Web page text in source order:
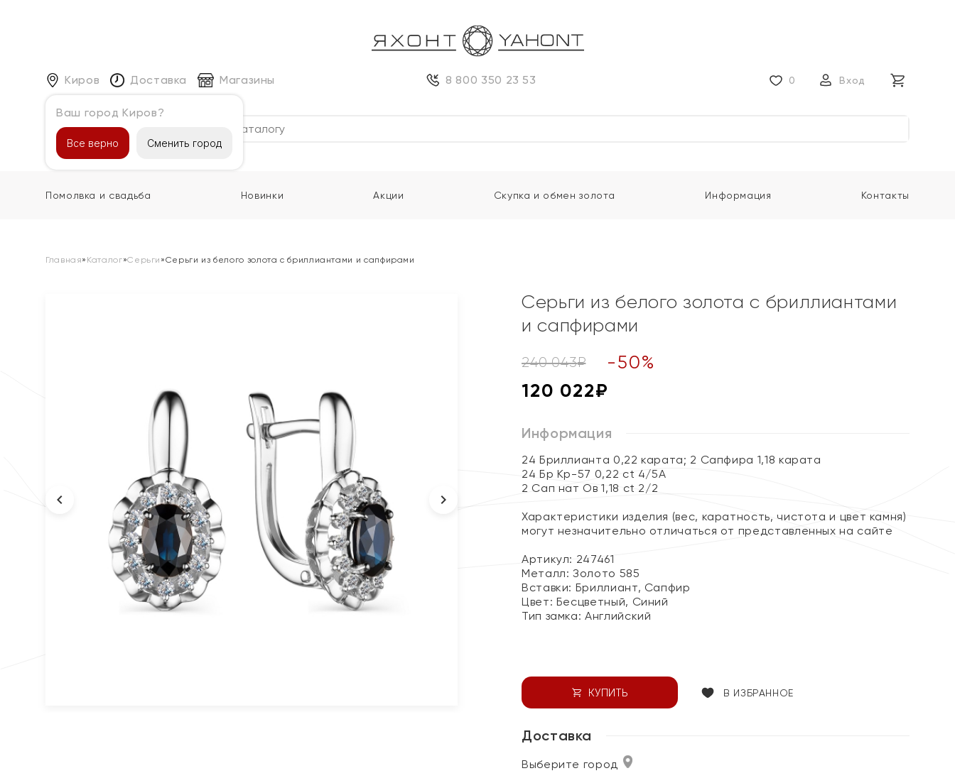
Киров
Ваш город Киров?
Все верно Сменить город
Доставка Магазины 8 800 350 23 53 0 Вход
Каталог
Помолвка и свадьба Новинки Акции Скупка и обмен золота Информация Контакты
Главная» Каталог»Серьги »Серьги из белого золота с бриллиантами и сапфирами
Серьги из белого золота с бриллиантами
и сапфирами
240 043₽ -50%
120 022₽
Информация
24 Бриллианта 0,22 карата; 2 Сапфира 1,18 карата
24 Бр Кр-57 0,22 ct 4/5А
2 Сап нат Ов 1,18 ct 2/2
Характеристики изделия (вес, каратность, чистота и цвет камня)
могут незначительно отличаться от представленных на сайте
Артикул: 247461
Металл:Золото 585
Вставки: Бриллиант, Сапфир
Цвет: Бесцветный, Синий
Тип замка:Английский
КУПИТЬ В ИЗБРАННОЕ
Доставка
Выберите город